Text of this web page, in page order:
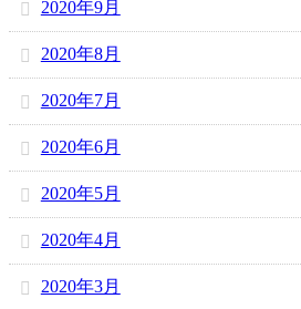
2020年9月
2020年8月
2020年7月
2020年6月
2020年5月
2020年4月
2020年3月